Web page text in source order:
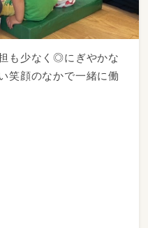
も少なく◎にぎやかな
笑顔のなかで一緒に働